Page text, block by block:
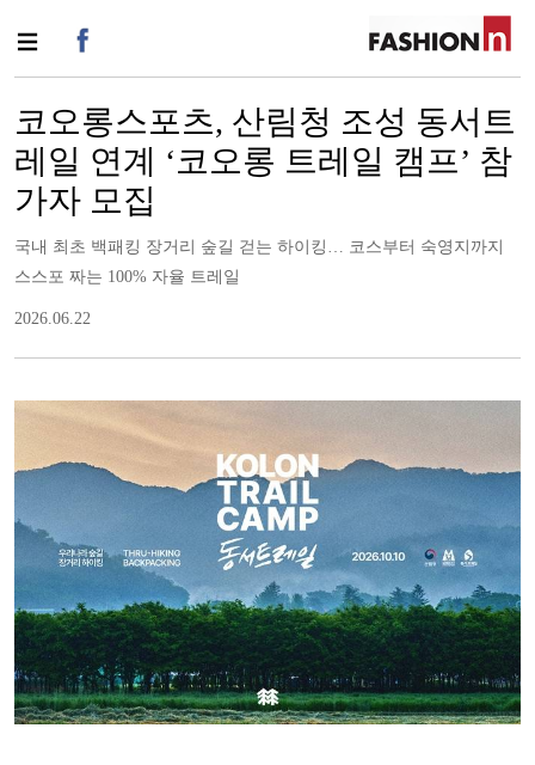
코오롱스포츠, 산림청 조성 동서트
레일 연계 ‘코오롱 트레일 캠프’ 참
가자 모집
국내 최초 백패킹 장거리 숲길 걷는 하이킹… 코스부터 숙영지까지
스스포 짜는 100% 자율 트레일
2026.06.22